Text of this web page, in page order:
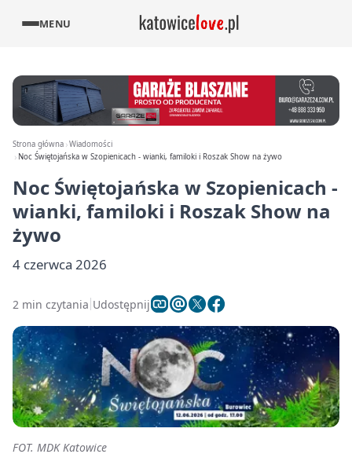
MENU
Strona główna Wiadomości
Noc Świętojańska w Szopienicach - wianki, familoki i Roszak Show na żywo
Noc Świętojańska w Szopienicach -
wianki, familoki i Roszak Show na
żywo
4 czerwca 2026
2 min czytania Udostępnij
FOT. MDK Katowice